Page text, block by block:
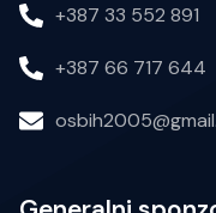
+387 33 552 891
+387 66 717 644